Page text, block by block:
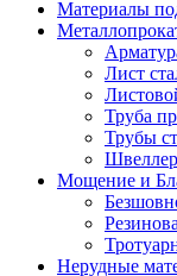
Материалы
Лист
Труба
Трубы
Швеллер
Мощение и
Нерудные